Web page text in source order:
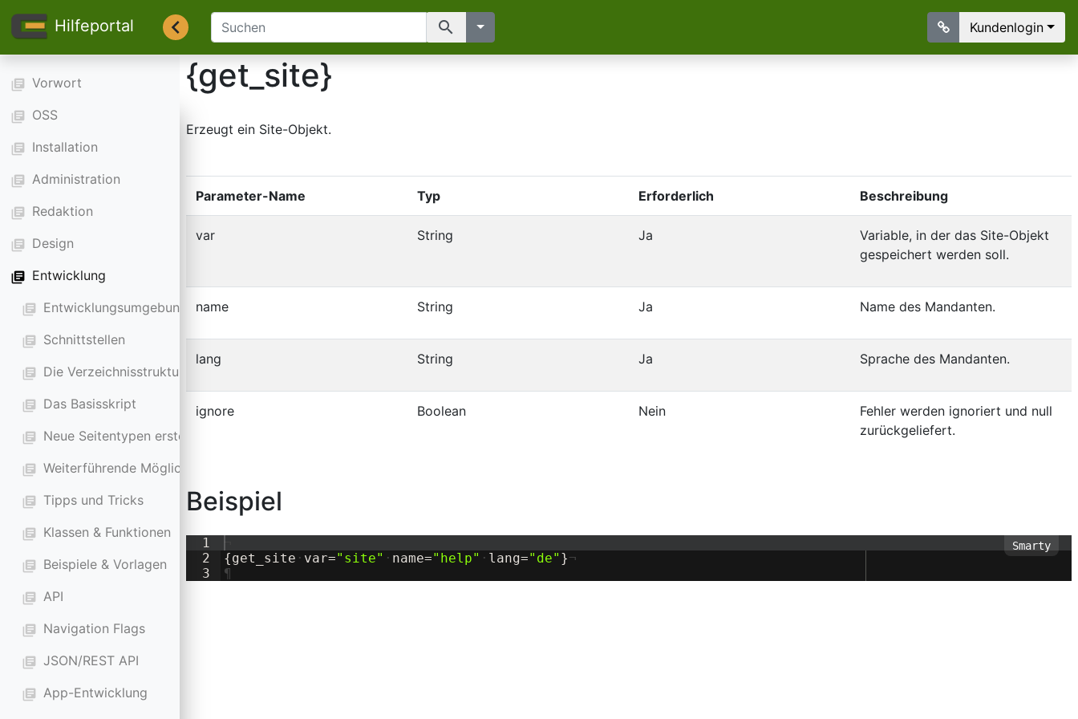
Hilfeportal search Kundenlogin
library_books Vorwort
library_books OSS
library_books Installation
library_books Administration
library_books Redaktion
library_books Design
library_books Entwicklung
library_books Entwicklungsumgebung
library_books Schnittstellen
library_books Die Verzeichnisstruktur
library_books Das Basisskript
library_books Neue Seitentypen erstellen
library_books Weiterführende Möglichkeiten
library_books Tipps und Tricks
library_books Klassen & Funktionen
library_books Beispiele & Vorlagen
library_books API
library_books Navigation Flags
library_books JSON/REST API
library_books App-Entwicklung
{get_site}
Erzeugt ein Site-Objekt.
Parameter-Name Typ Erforderlich Beschreibung
var String Ja
Variable, in der das Site-Objekt
gespeichert werden soll.
name String Ja Name des Mandanten.
lang String Ja Sprache des Mandanten.
ignore Boolean Nein
Fehler werden ignoriert und null
zurückgeliefert.
Beispiel
1
2
3
{get_site · var=" site" · name=" help" · lang=" de" }¬
¶